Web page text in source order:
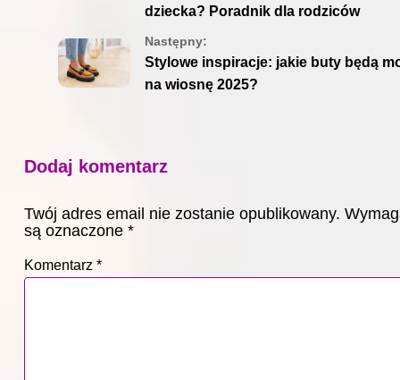
dziecka? Poradnik dla rodziców
Następny:
Stylowe inspiracje: jakie buty będą
na wiosnę 2025?
Dodaj komentarz
Twój adres email nie zostanie opublikowany.
są oznaczone *
Komentarz *